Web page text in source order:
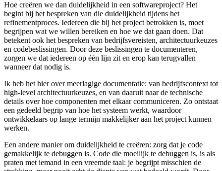
Hoe creëren we dan duidelijkheid in een softwareproject? Het
begint bij het bespreken van die duidelijkheid tijdens het
refinementproces. Iedereen die bij het project betrokken is, moet
begrijpen wat we willen bereiken en hoe we dat gaan doen. Dat
betekent ook het bespreken van bedrijfsvereisten, architectuurkeuzes
en codebeslissingen. Door deze beslissingen te documenteren,
zorgen we dat iedereen op één lijn zit en erop kan terugvallen
wanneer dat nodig is.
Ik heb het hier over meerlagige documentatie: van bedrijfscontext tot
high-level architectuurkeuzes, en van daaruit naar de technische
details over hoe componenten met elkaar communiceren. Zo ontstaat
een gedeeld begrip van hoe het systeem werkt, waardoor
ontwikkelaars op lange termijn makkelijker aan het project kunnen
werken.
Een andere manier om duidelijkheid te creëren: zorg dat je code
gemakkelijk te debuggen is. Code die moeilijk te debuggen is, is als
praten met iemand in een vreemde taal: je begrijpt misschien de